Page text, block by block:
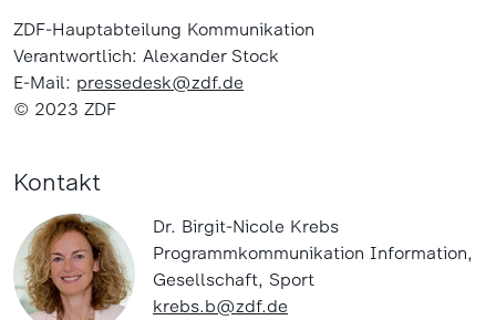
ZDF-Hauptabteilung Kommunikation
Verantwortlich: Alexander Stock
E-Mail: pressedesk@zdf.de
© 2023 ZDF
Kontakt
Dr. Birgit-Nicole Krebs
Programmkommunikation Information,
Gesellschaft, Sport
krebs.b@zdf.de